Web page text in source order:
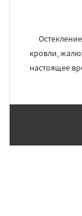
кровли,
настоящее